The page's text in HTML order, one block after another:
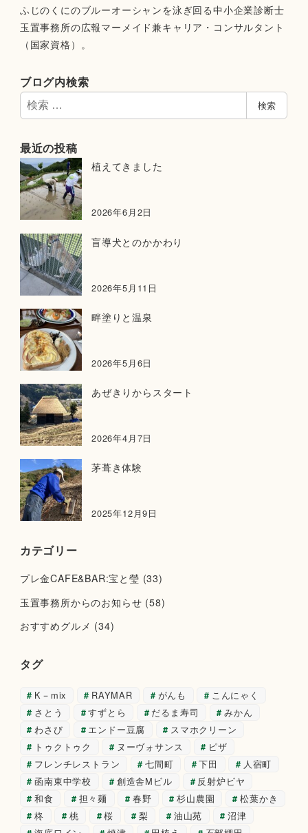
ふじのくにのブルーオーシャンを泳ぎ回る中小企業診断士
玉置事務所の広報マーメイド兼キャリア・コンサルタント
（国家資格）。
ブログ内検索
検
索
検索
最近の投稿
植えてきました
2026年6月2日
盲導犬とのかかわり
2026年5月11日
畔塗りと温泉
2026年5月6日
あぜきりからスタート
2026年4月7日
茅葺き体験
2025年12月9日
カテゴリー
プレ金CAFE&BAR:宝と瑩 (33)
玉置事務所からのお知らせ (58)
おすすめグルメ (34)
タグ
K－mix RAYMAR がんも
こんにゃく
さとう
すずとら だるま寿司
みかん
わさび
エンドー豆腐
スマホクリーン
トゥクトゥク
ヌーヴォサンス
ピザ
フレンチレストラン
七間町 下田
人宿町
函南東中学校
創造舎Mビル
反射炉ビヤ
和食
担々麺 春野 杉山農園
松葉かき
柊
桃 桜 梨 油山苑
沼津